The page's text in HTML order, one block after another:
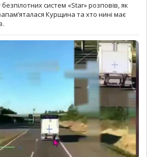
систем «Star» розповів, як
Курщина та хто нині має